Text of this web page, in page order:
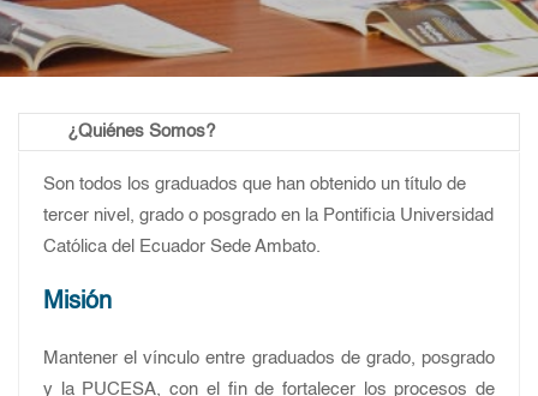
¿Quiénes Somos?
Son todos los graduados que han obtenido un título de
tercer nivel, grado o posgrado en la Pontificia Universidad
Católica del Ecuador Sede Ambato.
Misión
Mantener el vínculo entre graduados de grado, posgrado
y la PUCESA, con el fin de fortalecer los procesos de